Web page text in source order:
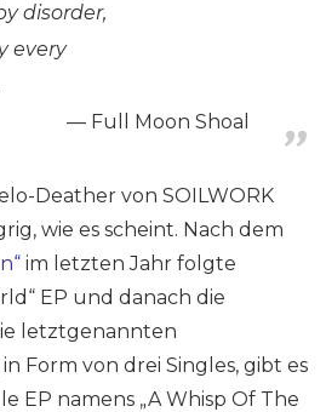
disorder,
every
Full Moon Shoal
Deather von SOILWORK
wie es scheint. Nach dem
im letzten Jahr folgte
EP und danach die
letztgenannten
Form von drei Singles, gibt es
EP namens „A Whisp Of The